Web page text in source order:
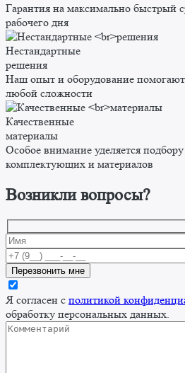
Гарантия на максимально быстрый
рабочего дня
Нестандартные
решения
Наш опыт и оборудование
любой сложности
Качественные
материалы
Особое внимание уделяется
комплектующих и материалов
Возникли вопросы?
Я согласен с политикой
обработку персональных данных.